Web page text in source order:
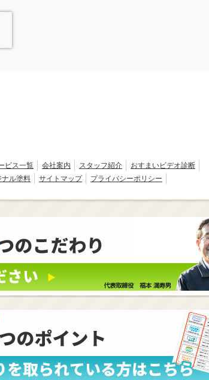
ビス一覧 会社案内 スタッフ紹介
おすまいビデオ診断
ナル塗料
サイトマップ プライバシーポリシー